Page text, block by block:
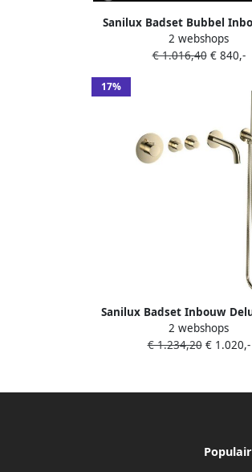
Sanilux Badset Bubbel
Box Thermostaat RVS
2 webshops
€ 1.016,40€ 840,-
17%
Sanilux Badset Inbouw
Met Box Thermostaat Goud
2 webshops
€ 1.234,20€ 1.020,-